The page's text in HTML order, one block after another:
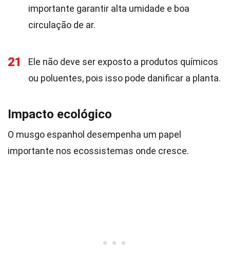
importante garantir alta umidade e boa
circulação de ar.
21
Ele não deve ser exposto a produtos químicos
ou poluentes, pois isso pode danificar a planta.
Impacto ecológico
O musgo espanhol desempenha um papel
importante nos ecossistemas onde cresce.